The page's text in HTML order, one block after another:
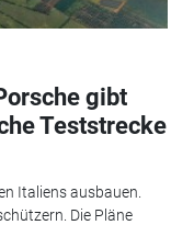
gibt
Teststrecke
Italiens ausbauen.
Die Pläne